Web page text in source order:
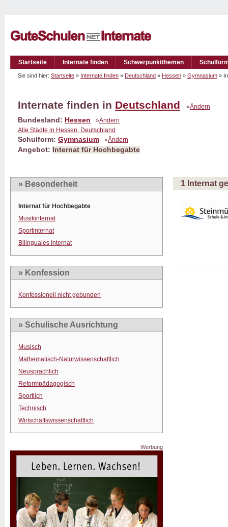
Startseite Internate finden Schwerpunktthemen
Sie sind hier: Startseite » Internate finden » Deutschland » Hessen » Gymnasium »
Internate finden in Deutschland »Ändern
Bundesland: Hessen »Ändern
Alle Städte in Hessen, Deutschland
Schulform: Gymnasium »Ändern
Angebot: Internat für Hochbegabte
» Besonderheit
Internat für Hochbegabte
Musikinternat
Sportinternat
Bilinguales Internat
» Konfession
Konfessionell nicht gebunden
» Schulische Ausrichtung
Musisch
Mathematisch-Naturwissenschaftlich
Neusprachlich
Reformpädagogisch
Sportlich
Technisch
Wirtschaftswissenschaftlich
Werbung
1 Internat